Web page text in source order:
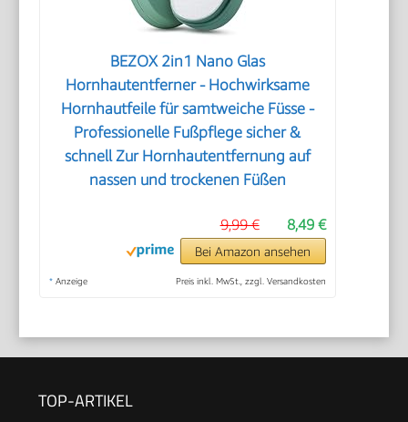
BEZOX 2in1 Nano Glas
Hornhautentferner - Hochwirksame
Hornhautfeile für samtweiche Füsse -
Professionelle Fußpflege sicher &
schnell Zur Hornhautentfernung auf
nassen und trockenen Füßen
8,49 €
9,99 €
Bei Amazon ansehen
* Anzeige Preis inkl. MwSt., zzgl. Versandkosten
TOP-ARTIKEL